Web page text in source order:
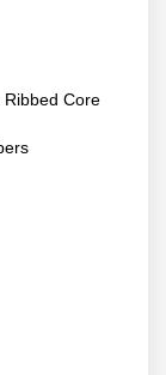
Core